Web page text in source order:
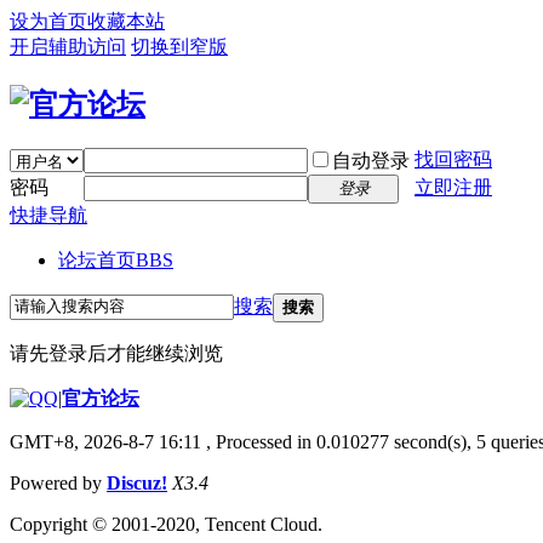
设为首页收藏本站
开启辅助访问 切换到窄版
自动登录 找回密码
密码
登录
立即注册
快捷导航
论坛首页BBS
搜索 搜索
请先登录后才能继续浏览
|官方论坛
GMT+8, 2026-8-7 16:11 , Processed in 0.010277 second(s), 5
Powered by Discuz! X3.4
Copyright © 2001-2020, Tencent Cloud.